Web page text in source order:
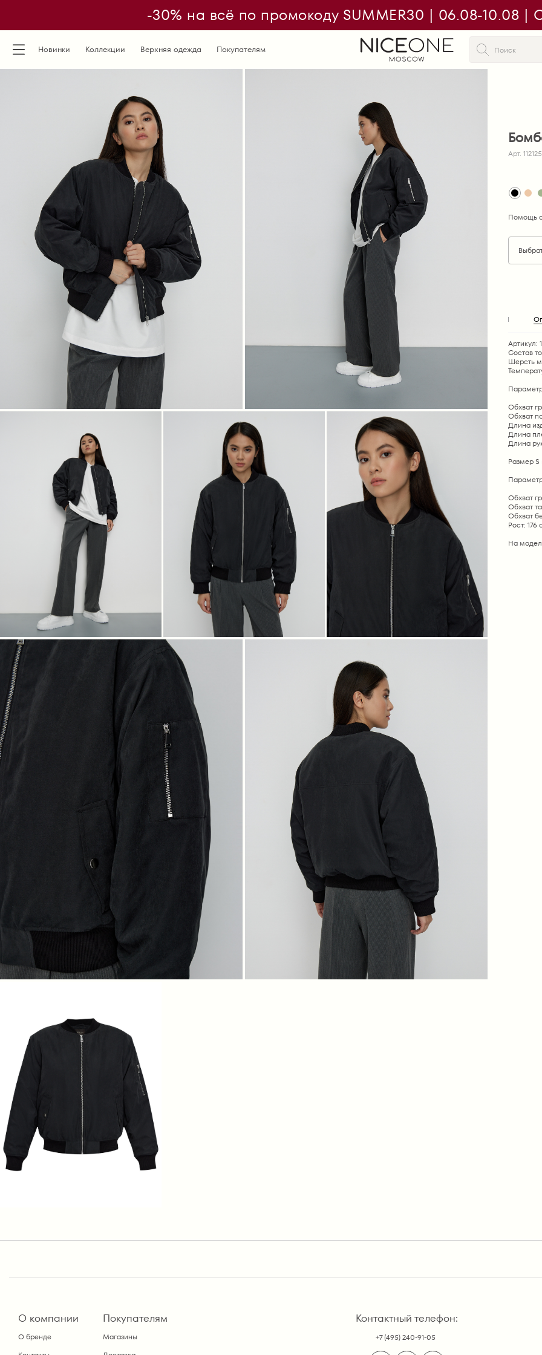
-30% на всё по промокоду SUMMER30 | 06.08-10.08 |
Новинки Коллекции Верхняя одежда Покупателям
Арт.
Помощь
Артикул:
Состав
Шерсть
Обхват
Обхват
Длина
Длина
Длина
Размер S
Обхват
Обхват
Обхват
Рост: 176
На
О компании
О бренде
Покупателям
Магазины
Контактный телефон:
+7 (495) 240-91-05